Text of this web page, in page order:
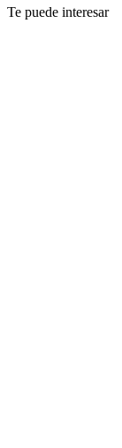
Te puede interesar